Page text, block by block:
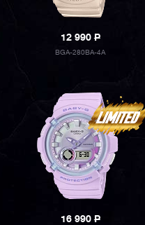
12 990P
BGA-280BA-4A
16 990P